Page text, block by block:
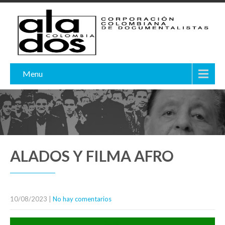
Menu
ALADOS Y FILMA AFRO
10/08/2023 | No hay comentarios